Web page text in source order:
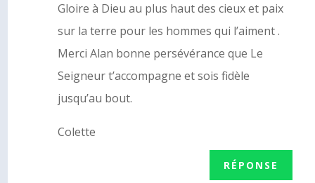
Gloire à Dieu au plus haut des cieux et paix
sur la terre pour les hommes qui l’aiment .
Merci Alan bonne persévérance que Le
Seigneur t’accompagne et sois fidèle
jusqu’au bout.
Colette
RÉPONSE